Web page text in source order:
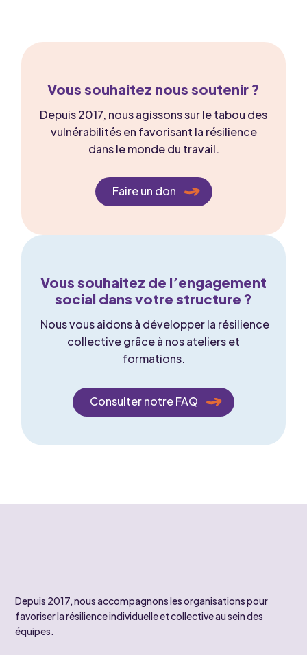
Vous souhaitez nous soutenir ?
Depuis 2017, nous agissons sur le tabou des
vulnérabilités en favorisant la résilience
dans le monde du travail.
Faire un don
Vous souhaitez de l’engagement
social dans votre structure ?
Nous vous aidons à développer la résilience
collective grâce à nos ateliers et
formations.
Consulter notre FAQ
Depuis 2017, nous accompagnons les organisations pour
favoriser la résilience individuelle et collective au sein des
équipes.